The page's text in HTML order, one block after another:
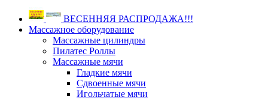
ВЕСЕННЯЯ РАСПРОДАЖА!!!
Массажное оборудование
Массажные цилиндры
Пилатес Роллы
Массажные мячи
Гладкие мячи
Сдвоенные мячи
Игольчатые мячи